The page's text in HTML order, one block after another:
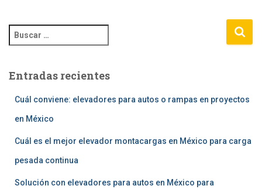
u
a
Entradas recientes
Cuál conviene: elevadores para autos o rampas en proyectos
en México
Cuál es el mejor elevador montacargas en México para carga
pesada continua
Solución con elevadores para autos en México para